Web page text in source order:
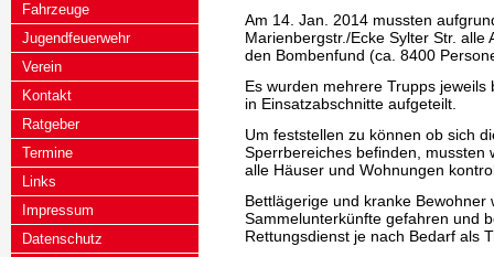
Fahrzeuge
Jugendfeuerwehr
Verein
Kontakt
Ratgeber
Termine
Links
Impressum
Datenschutz
Am 14. Jan. 2014 mussten
Marienbergstr./Ecke Sylter Str.
den Bombenfund (ca. 8400
Es wurden mehrere Trupps
in Einsatzabschnitte aufgeteilt.
Um feststellen zu können ob sich
Sperrbereiches befinden, mussten
alle Häuser und Wohnungen
Bettlägerige und kranke
Sammelunterkünfte gefahren und
Rettungsdienst je nach Bedarf als